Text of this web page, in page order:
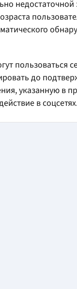
пользоваться
до
указанную в
в